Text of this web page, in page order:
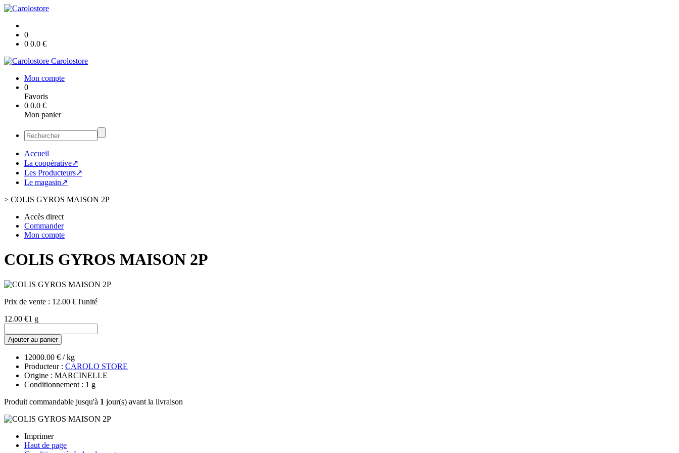
0
0 0.0 €
Carolostore
Mon compte
0
Favoris
0 0.0 €
Mon panier
Accueil
La coopérative↗
Les Producteurs↗
Le magasin↗
> COLIS GYROS MAISON 2P
Accès direct
Commander
Mon compte
COLIS GYROS MAISON 2P
Prix de vente : 12.00 € l'unité
12.00 €1 g
Ajouter au panier
12000.00 € / kg
Producteur : CAROLO STORE
Origine : MARCINELLE
Conditionnement : 1 g
Produit commandable jusqu'à 1 jour(s) avant la livraison
Imprimer
Haut de page